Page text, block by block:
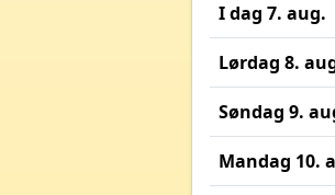
I dag 7. aug.
Lørdag 8.
Søndag 9.
Mandag 10.